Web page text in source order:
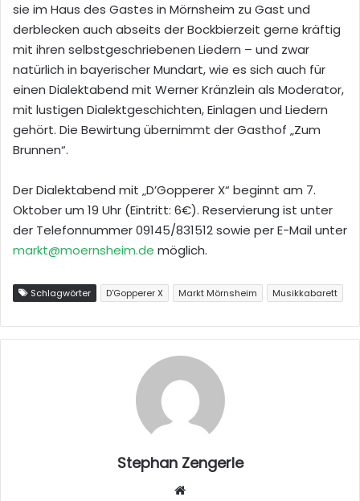
sie im Haus des Gastes in Mörnsheim zu Gast und
derblecken auch abseits der Bockbierzeit gerne kräftig
mit ihren selbstgeschriebenen Liedern – und zwar
natürlich in bayerischer Mundart, wie es sich auch für
einen Dialektabend mit Werner Kränzlein als Moderator,
mit lustigen Dialektgeschichten, Einlagen und Liedern
gehört. Die Bewirtung übernimmt der Gasthof „Zum
Brunnen“.
Der Dialektabend mit „D’Gopperer X“ beginnt am 7.
Oktober um 19 Uhr (Eintritt: 6€). Reservierung ist unter
der Telefonnummer 09145/831512 sowie per E-Mail unter
markt@moernsheim.de möglich.
Schlagwörter D'Gopperer X Markt Mörnsheim Musikkabarett
Stephan Zengerle